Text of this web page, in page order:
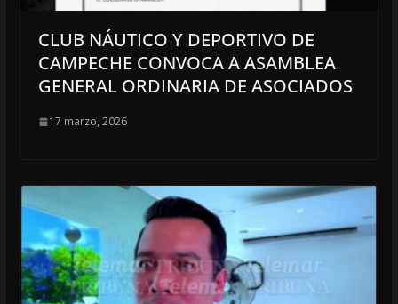
CLUB NÁUTICO Y DEPORTIVO DE
CAMPECHE CONVOCA A ASAMBLEA
GENERAL ORDINARIA DE ASOCIADOS
17 marzo, 2026